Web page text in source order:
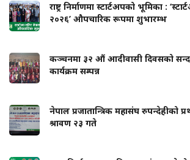
राष्ट्र निर्माणमा स्टार्टअपको भूमिका :
२०२६’ औपचारिक रूपमा शुभारम्भ
कञ्चनमा ३२ औं आदीवासी दिवसको
कार्यक्रम सम्पन्न
नेपाल प्रजातान्त्रिक महासंघ रुपन्देहीको
श्रावण २३ गते